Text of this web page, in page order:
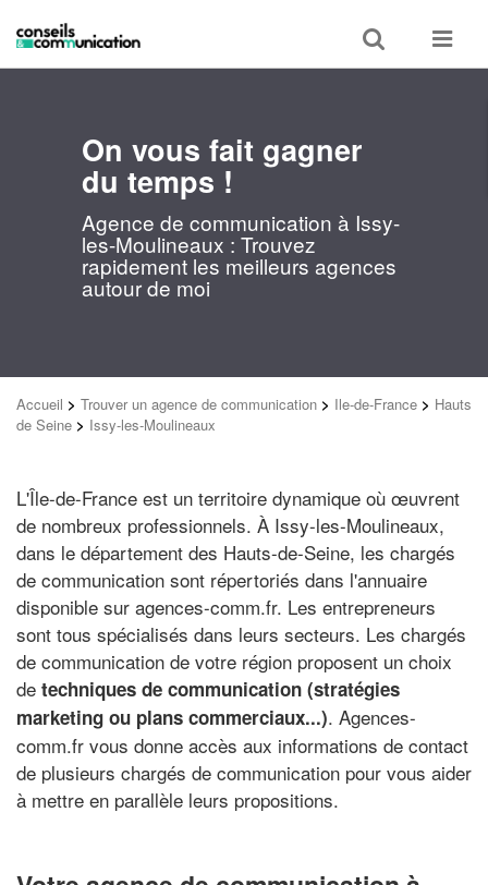
Toggle
search
Toggle
On vous fait gagner
du temps !
Agence de communication à Issy-
les-Moulineaux : Trouvez
rapidement les meilleurs agences
autour de moi
Accueil > Trouver un agence de communication > Ile-de-France > Hauts
de Seine > Issy-les-Moulineaux
L'Île-de-France est un territoire dynamique où œuvrent
de nombreux professionnels. À Issy-les-Moulineaux,
dans le département des Hauts-de-Seine, les chargés
de communication sont répertoriés dans l'annuaire
disponible sur agences-comm.fr. Les entrepreneurs
sont tous spécialisés dans leurs secteurs. Les chargés
de communication de votre région proposent un choix
de techniques de communication (stratégies
marketing ou plans commerciaux...). Agences-
comm.fr vous donne accès aux informations de contact
de plusieurs chargés de communication pour vous aider
à mettre en parallèle leurs propositions.